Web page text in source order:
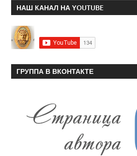
НАШ КАНАЛ НА YOUTUBE
ГРУППА В ВКОНТАКТЕ